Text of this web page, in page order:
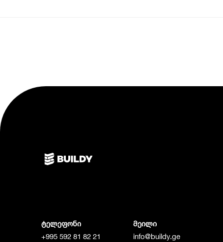
ტელეფონი
+995 592 81 82 21
მეილი
info@buildy.ge